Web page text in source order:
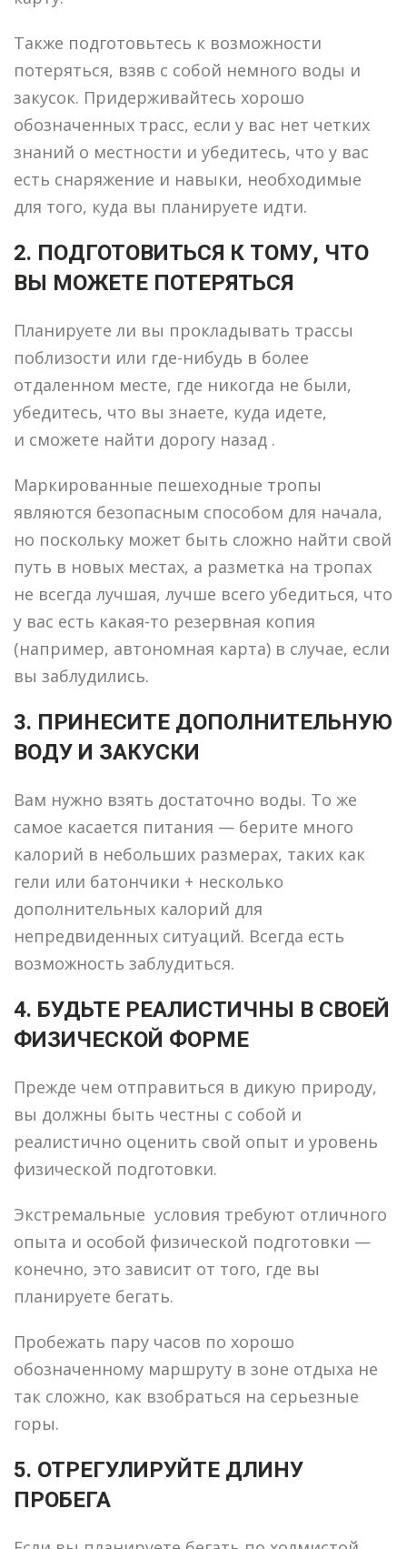
Также подготовьтесь к возможности
потеряться, взяв с собой немного воды и
закусок. Придерживайтесь хорошо
обозначенных трасс, если у вас нет четких
знаний о местности и убедитесь, что у вас
есть снаряжение и навыки, необходимые
для того, куда вы планируете идти.
2. ПОДГОТОВИТЬСЯ К ТОМУ, ЧТО
ВЫ МОЖЕТЕ ПОТЕРЯТЬСЯ
Планируете ли вы прокладывать трассы
поблизости или где-нибудь в более
отдаленном месте, где никогда не были,
убедитесь, что вы знаете, куда идете,
и сможете найти дорогу назад .
Маркированные пешеходные тропы
являются безопасным способом для начала,
но поскольку может быть сложно найти свой
путь в новых местах, а разметка на тропах
не всегда лучшая, лучше всего убедиться, что
у вас есть какая-то резервная копия
(например, автономная карта) в случае, если
вы заблудились.
3. ПРИНЕСИТЕ ДОПОЛНИТЕЛЬНУЮ
ВОДУ И ЗАКУСКИ
Вам нужно взять достаточно воды. То же
самое касается питания — берите много
калорий в небольших размерах, таких как
гели или батончики + несколько
дополнительных калорий для
непредвиденных ситуаций. Всегда есть
возможность заблудиться.
4. БУДЬТЕ РЕАЛИСТИЧНЫ В СВОЕЙ
ФИЗИЧЕСКОЙ ФОРМЕ
Прежде чем отправиться в дикую природу,
вы должны быть честны с собой и
реалистично оценить свой опыт и уровень
физической подготовки.
Экстремальные условия требуют отличного
опыта и особой физической подготовки —
конечно, это зависит от того, где вы
планируете бегать.
Пробежать пару часов по хорошо
обозначенному маршруту в зоне отдыха не
так сложно, как взобраться на серьезные
горы.
5. ОТРЕГУЛИРУЙТЕ ДЛИНУ
ПРОБЕГА